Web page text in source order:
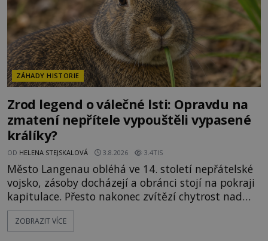
ZÁHADY HISTORIE
Zrod legend o válečné lsti: Opravdu na
zmatení nepřítele vypouštěli vypasené
králíky?
OD HELENA STEJSKALOVÁ 3.8.2026 3.4TIS
Město Langenau obléhá ve 14. století nepřátelské
vojsko, zásoby docházejí a obránci stojí na pokraji
kapitulace. Přesto nakonec zvítězí chytrost nad
hrubou silou. Podle staré německé legendy vypustí
obyvatelé za hradby dobře živeného králíka, aby
ZOBRAZIT VÍCE